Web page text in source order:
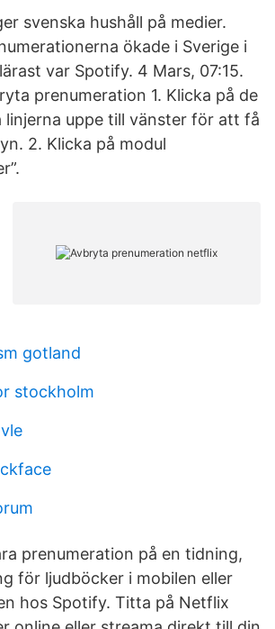
svenska hushåll på medier.
ökade i Sverige i
var Spotify. 4 Mars, 07:15.
prenumeration 1. Klicka på de
linjerna uppe till vänster för att få
2. Klicka på modul
gotland
stockholm
prenumeration på en tidning,
för ljudböcker i mobilen eller
hos Spotify. Titta på Netflix